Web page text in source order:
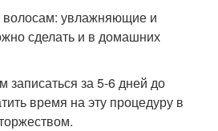
волосам: увлажняющие и
сделать и в домашних
записаться за 5-6 дней до
время на эту процедуру в